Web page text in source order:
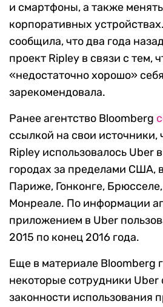
и смартфоны, а также
корпоративных
сообщила, что два года
проект Ripley в связи с тем,
«недостаточно хорошо» себя
зарекомендовала.
Ранее агентство Bloomberg
ссылкой на свои
Ripley использовалось Uber
городах за пределами США,
Париже, Гонконге,
Монреале. По информации
приложением в Uber
2015 по конец 2016 года.
Еще в материале Bloomberg
некоторые сотрудники Uber
законности использования